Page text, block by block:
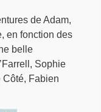
de Adam,
en fonction des
belle
Sophie
Côté, Fabien